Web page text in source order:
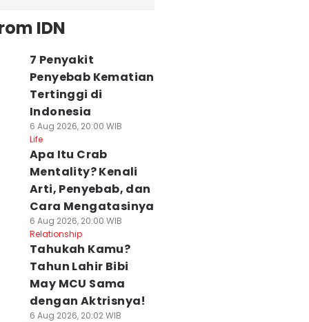
IDN
7 Penyakit
Penyebab Kematian
Tertinggi di
Indonesia
6 Aug 2026, 20:00 WIB
Life
Apa Itu Crab
Mentality? Kenali
Arti, Penyebab, dan
Cara Mengatasinya
6 Aug 2026, 20:00 WIB
Relationship
Tahukah Kamu?
Tahun Lahir Bibi
May MCU Sama
dengan Aktrisnya!
6 Aug 2026, 20:02 WIB